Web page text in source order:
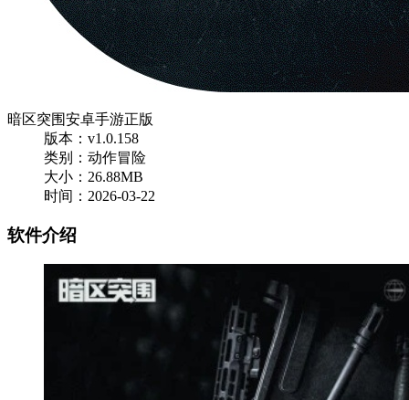
暗区突围安卓手游正版
版本：v1.0.158
类别：动作冒险
大小：26.88MB
时间：2026-03-22
软件介绍